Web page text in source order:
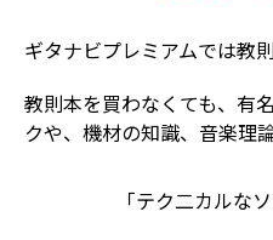
ギタナビプレミアムでは教
教則本を買わなくても、有
クや、機材の知識、音楽理
「テク二カルな